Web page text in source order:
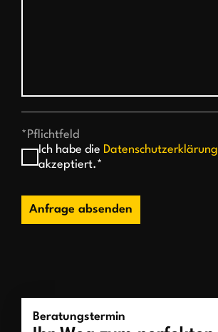
*Pflichtfeld
Ich habe die Datenschutzerklärung
akzeptiert.*
Anfrage absenden
Beratungstermin